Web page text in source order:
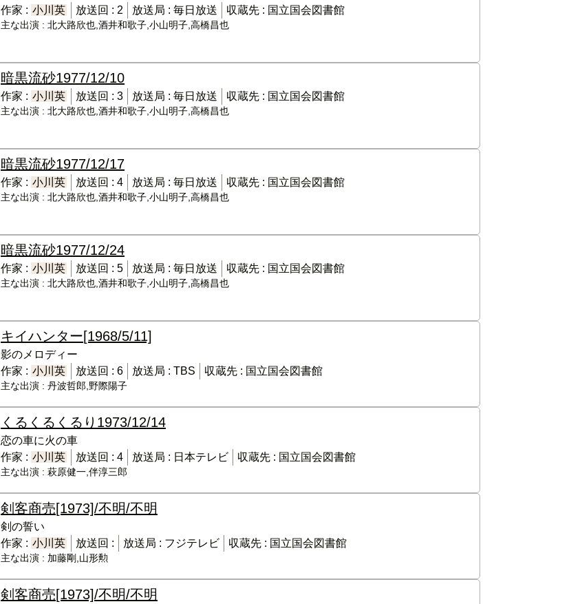
作家 : 小川英 放送回 : 2 放送局 : 毎日放送 収蔵先 : 国立国会図書館
主な出演 : 北大路欣也,酒井和歌子,小山明子,高橋昌也
暗黒流砂1977/12/10
作家 : 小川英 放送回 : 3 放送局 : 毎日放送 収蔵先 : 国立国会図書館
主な出演 : 北大路欣也,酒井和歌子,小山明子,高橋昌也
暗黒流砂1977/12/17
作家 : 小川英 放送回 : 4 放送局 : 毎日放送 収蔵先 : 国立国会図書館
主な出演 : 北大路欣也,酒井和歌子,小山明子,高橋昌也
暗黒流砂1977/12/24
作家 : 小川英 放送回 : 5 放送局 : 毎日放送 収蔵先 : 国立国会図書館
主な出演 : 北大路欣也,酒井和歌子,小山明子,高橋昌也
キイハンター[1968/5/11]
影のメロディー
作家 : 小川英 放送回 : 6 放送局 : TBS 収蔵先 : 国立国会図書館
主な出演 : 丹波哲郎,野際陽子
くるくるくるり 1973/12/14
恋の車に火の車
作家 : 小川英 放送回 : 4 放送局 : 日本テレビ 収蔵先 : 国立国会図書館
主な出演 : 萩原健一,伴淳三郎
剣客商売[1973]/不明/不明
剣の誓い
作家 : 小川英 放送回 : 放送局 : フジテレビ 収蔵先 : 国立国会図書館
主な出演 : 加藤剛,山形勲
剣客商売[1973]/不明/不明